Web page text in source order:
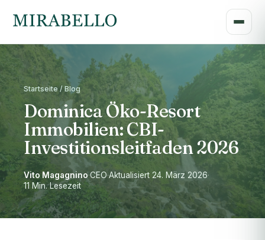
Startseite / Blog
Dominica Öko-Resort
Immobilien: CBI-
Investitionsleitfaden 2026
Vito Magagnino·CEO·Aktualisiert 24. März 2026·
11 Min. Lesezeit